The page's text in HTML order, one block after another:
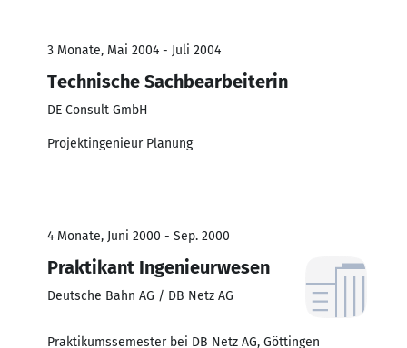
3 Monate, Mai 2004 - Juli 2004
Technische Sachbearbeiterin
DE Consult GmbH
Projektingenieur Planung
4 Monate, Juni 2000 - Sep. 2000
Praktikant Ingenieurwesen
Deutsche Bahn AG / DB Netz AG
Praktikumssemester bei DB Netz AG, Göttingen